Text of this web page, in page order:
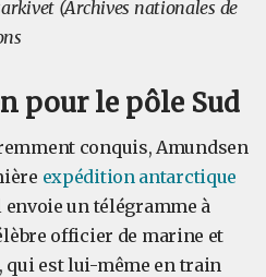
(Archives nationales de
pour le pôle Sud
conquis, Amundsen
expédition antarctique
envoie un télégramme à
officier de marine et
est lui-même en train